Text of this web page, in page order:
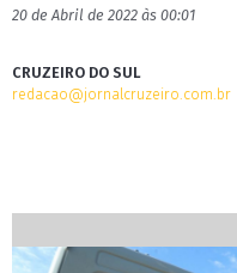
20 de Abril de 2022 às 00:01
CRUZEIRO DO SUL
redacao@jornalcruzeiro.com.br